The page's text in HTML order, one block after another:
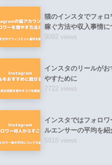
猫のインスタでフォ
稼ぐ方法や収入事情に
9092 views
インスタのリールが
やすために
7722 views
インスタではフォロ
ルエンサーの平均を紹
5918 views